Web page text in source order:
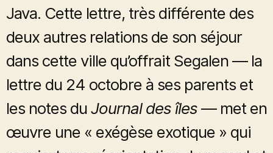
Java. Cette lettre, très différente des
deux autres relations de son séjour
dans cette ville qu’offrait Segalen — la
lettre du 24 octobre à ses parents et
les notes duJournal des îles— met en
œuvre une « exégèse exotique » qui